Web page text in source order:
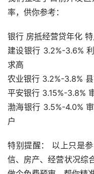
率，供你参考：
银行 房抵经营贷年化
建设银行 3.2%-3.6%
求高
农业银行 3.2%-3.8%
平安银行 3.15%-3.8%
渤海银行 3.5%-4.0%
户
特别提醒： 以上只是
信、房产、经营状况综